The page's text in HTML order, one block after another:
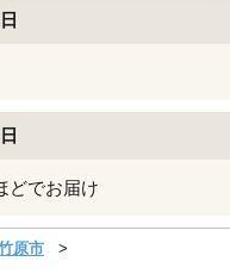
どでお届け
原市